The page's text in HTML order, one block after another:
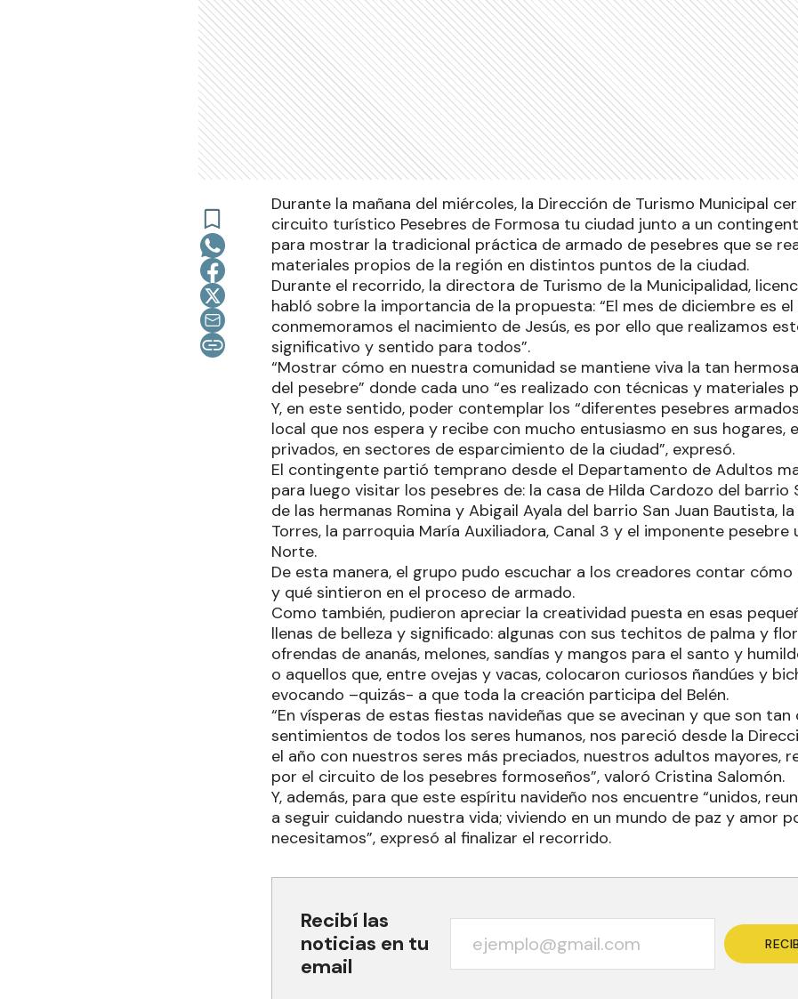
Durante la mañana del miércoles, la Dirección de Turismo Municipal
circuito turístico Pesebres de Formosa tu ciudad junto a un
para mostrar la tradicional práctica de armado de pesebres que se
materiales propios de la región en distintos puntos de la ciudad.
Durante el recorrido, la directora de Turismo de la Municipalidad,
habló sobre la importancia de la propuesta: “El mes de diciembre es
conmemoramos el nacimiento de Jesús, es por ello que realizamos
significativo y sentido para todos”.
“Mostrar cómo en nuestra comunidad se mantiene viva la tan
del pesebre” donde cada uno “es realizado con técnicas y materiales
Y, en este sentido, poder contemplar los “diferentes pesebres
local que nos espera y recibe con mucho entusiasmo en sus hogares,
privados, en sectores de esparcimiento de la ciudad”, expresó.
El contingente partió temprano desde el Departamento de Adultos
para luego visitar los pesebres de: la casa de Hilda Cardozo del barrio
de las hermanas Romina y Abigail Ayala del barrio San Juan Bautista,
Torres, la parroquia María Auxiliadora, Canal 3 y el imponente pesebre
Norte.
De esta manera, el grupo pudo escuchar a los creadores contar cómo
y qué sintieron en el proceso de armado.
Como también, pudieron apreciar la creatividad puesta en esas
llenas de belleza y significado: algunas con sus techitos de palma y
ofrendas de ananás, melones, sandías y mangos para el santo y
o aquellos que, entre ovejas y vacas, colocaron curiosos ñandúes y
evocando –quizás- a que toda la creación participa del Belén.
“En vísperas de estas fiestas navideñas que se avecinan y que son tan
sentimientos de todos los seres humanos, nos pareció desde la
el año con nuestros seres más preciados, nuestros adultos mayores,
por el circuito de los pesebres formoseños”, valoró Cristina Salomón.
Y, además, para que este espíritu navideño nos encuentre “unidos,
a seguir cuidando nuestra vida; viviendo en un mundo de paz y amor
necesitamos”, expresó al finalizar el recorrido.
Recibí las
noticias en tu
email